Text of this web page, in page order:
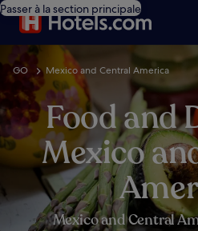
Passer à la section principale
GO Mexico and Central America
Food and
Mexico
Mexico and Central